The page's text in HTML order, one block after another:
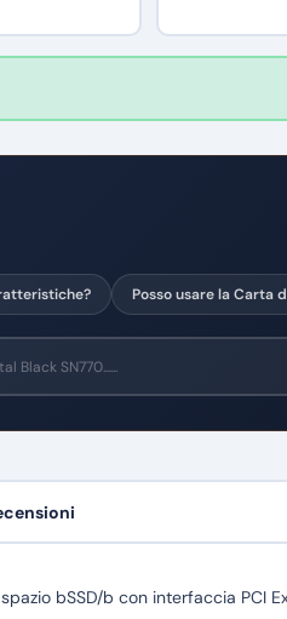
Posso usare la Carta
bSSD/b con interfaccia